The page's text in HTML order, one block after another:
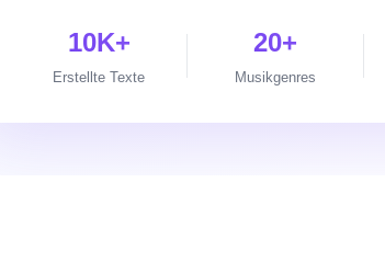
10K+
Erstellte Texte
20+
Musikgenres